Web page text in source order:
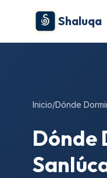
Shaluqa
Inicio/Dónde
Dónde